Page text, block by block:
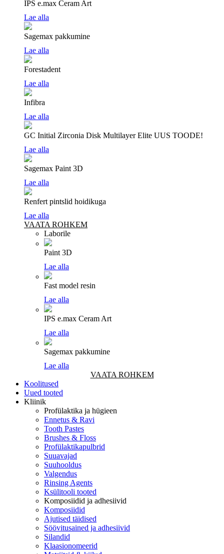
IPS e.max Ceram Art
Lae alla
Sagemax pakkumine
Lae alla
Forestadent
Lae alla
Infibra
Lae alla
GC Initial Zirconia Disk Multilayer Elite UUS TOODE!
Lae alla
Sagemax Paint 3D
Lae alla
Renfert pintslid hoidikuga
Lae alla
VAATA ROHKEM
Laborile
Paint 3D
Lae alla
Fast model resin
Lae alla
IPS e.max Ceram Art
Lae alla
Sagemax pakkumine
Lae alla
VAATA ROHKEM
Koolitused
Uued tooted
Kliinik
Profülaktika ja hügieen
Ennetus & Ravi
Tooth Pastes
Brushes & Floss
Profülaktikapulbrid
Suuavajad
Suuhooldus
Valgendus
Rinsing Agents
Ksülitooli tooted
Komposiidid ja adhesiivid
Komposiidid
Ajutised täidised
Söövitusained ja adhesiivid
Silandid
Klaasionomeerid